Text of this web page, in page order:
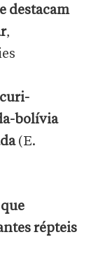
destacam
,
bolívia
(E.
répteis